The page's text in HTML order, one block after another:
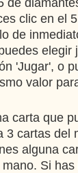
de
clic en el
de
elegir
'Jugar', o
valor
carta que
3 cartas del
alguna
Si